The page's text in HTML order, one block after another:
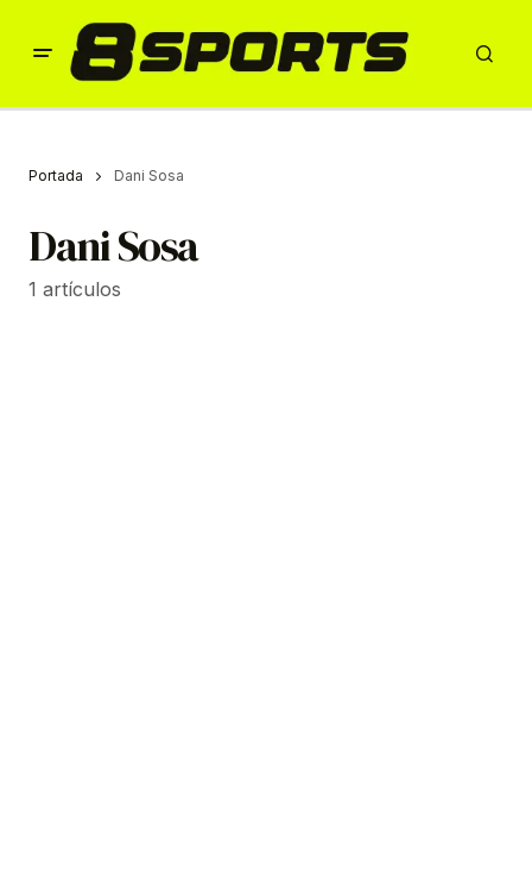
Portada Dani Sosa
Dani Sosa
1 artículos